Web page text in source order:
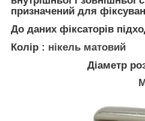
призначений для
До даних фіксаторів
Колір : нікель матовий
Діаметр